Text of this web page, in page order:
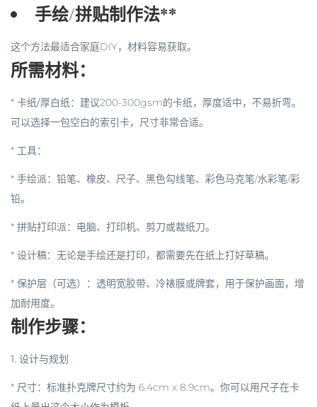
手绘/拼贴制作法**
这个方法最适合家庭DIY，材料容易获取。
所需材料：
* 卡纸/厚白纸：建议200-300gsm的卡纸，厚度适中，不易折弯。
可以选择一包空白的索引卡，尺寸非常合适。
* 工具：
* 手绘派：铅笔、橡皮、尺子、黑色勾线笔、彩色马克笔/水彩笔/彩
铅。
* 拼贴打印派：电脑、打印机、剪刀或裁纸刀。
* 设计稿：无论是手绘还是打印，都需要先在纸上打好草稿。
* 保护层（可选）
：透明宽胶带、冷裱膜或牌套，用于保护画面，增
加耐用度。
制作步骤：
1. 设计与规划
* 尺寸：标准扑克牌尺寸约为 6.4cm x 8.9cm。你可以用尺子在卡